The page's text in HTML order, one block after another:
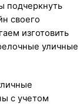
подчеркнуть
своего
изготовить
уличные
с учетом